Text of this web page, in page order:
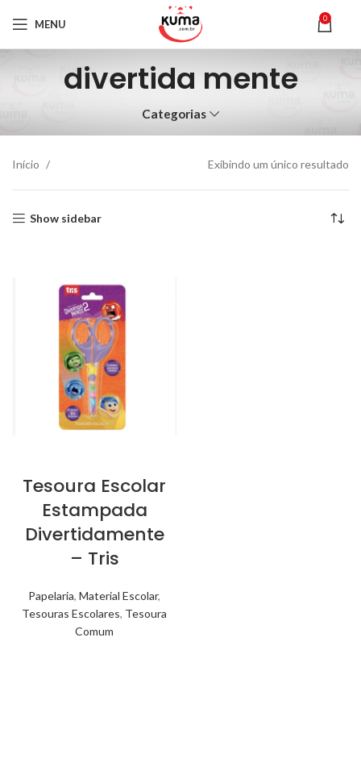
MENU 0
divertida mente
Categorias
Início Exibindo um único resultado
Show sidebar
Tesoura Escolar
Estampada
Divertidamente
– Tris
Papelaria, Material Escolar,
Tesouras Escolares, Tesoura
Comum